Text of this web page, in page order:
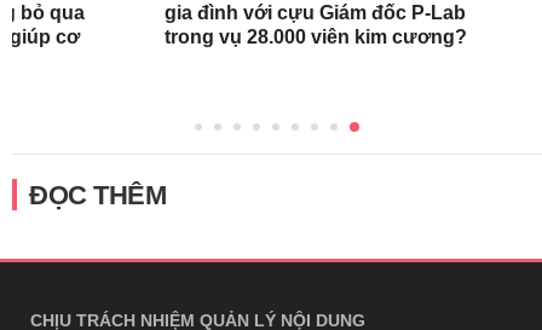
bỏ qua
giúp cơ
gia đình với cựu Giám đốc P-Lab
trong vụ 28.000 viên kim cương?
ĐỌC THÊM
CHỊU TRÁCH NHIỆM QUẢN LÝ NỘI DUNG